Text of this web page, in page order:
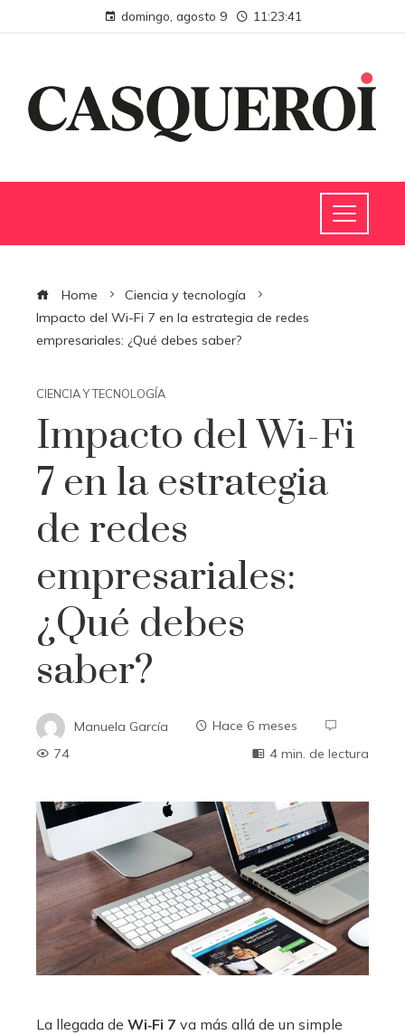
domingo, agosto 9 11:23:42
Home
Ciencia y tecnología
Impacto del Wi-Fi 7 en la estrategia de redes
empresariales: ¿Qué debes saber?
CIENCIA Y TECNOLOGÍA
Impacto del Wi-Fi
7 en la estrategia
de redes
empresariales:
¿Qué debes
saber?
Manuela García
Hace 6 meses
74
4 min. de lectura
La llegada de Wi‑Fi 7 va más allá de un simple